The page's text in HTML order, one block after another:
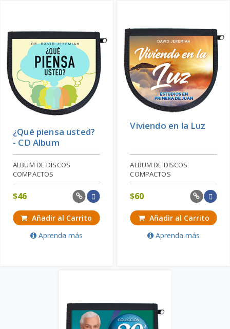
¿Qué piensa usted?
- CD Album
ALBUM DE DISCOS
COMPACTOS
$46
Añadir al Carrito
Aprenda más
Viviendo en la Luz
ALBUM DE DISCOS
COMPACTOS
$60
Añadir al Carrito
Aprenda más